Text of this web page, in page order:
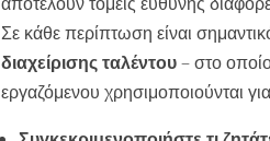
Σε κάθε περίπτωση είναι
διαχείρισης ταλέντου– στο
εργαζόμενου χρησιμοποιούνται